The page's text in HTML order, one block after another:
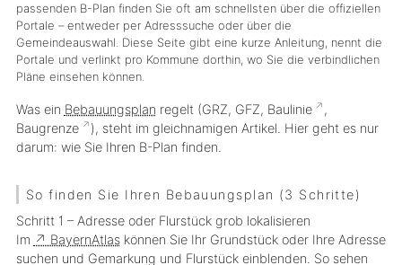
passenden B-Plan finden Sie oft am schnellsten über die offiziellen
Portale – entweder per Adresssuche oder über die
Gemeindeauswahl. Diese Seite gibt eine kurze Anleitung, nennt die
Portale und verlinkt pro Kommune dorthin, wo Sie die verbindlichen
Pläne einsehen können.
Was ein Bebauungsplan regelt (GRZ, GFZ, Baulinie
,
Baugrenze
), steht im gleichnamigen Artikel. Hier geht es nur
darum: wieSie Ihren B-Plan finden.
So finden Sie Ihren Bebauungsplan (3 Schritte)
Schritt 1 – Adresse oder Flurstück grob lokalisieren
Im ↗ BayernAtlaskönnen Sie Ihr Grundstück oder Ihre Adresse
suchen und Gemarkung und Flurstück einblenden . So sehen